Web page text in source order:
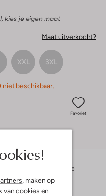
, maken op
van cookies en
kies je eigen maat
Maat uitverkocht?
XXL 3XL
niet beschikbaar.
Favoriet
De